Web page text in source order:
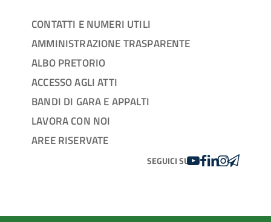
CONTATTI E NUMERI UTILI
AMMINISTRAZIONE TRASPARENTE
ALBO PRETORIO
ACCESSO AGLI ATTI
BANDI DI GARA E APPALTI
LAVORA CON NOI
AREE RISERVATE
SEGUICI SUYOUTUBE
FACEBOOK
LINKEDIN
INSTAGRAM